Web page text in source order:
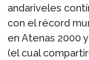
andariveles
con el récord
en Atenas 2000
(el cual